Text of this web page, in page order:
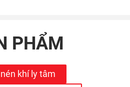
PHẨM
khí ly tâm